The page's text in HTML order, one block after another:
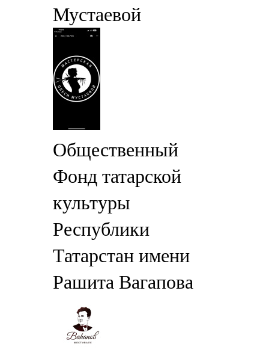
Мустаевой
Общественный
Фонд татарской
культуры
Республики
Татарстан имени
Рашита Вагапова